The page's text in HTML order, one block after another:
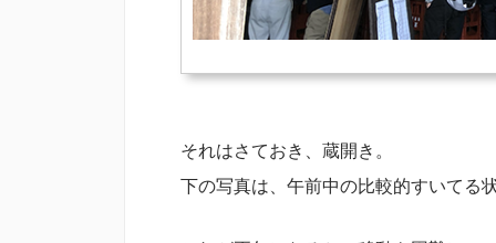
それはさておき、蔵開き。
下の写真は、午前中の比較的すいてる